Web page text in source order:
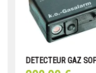
DETECTEUR GAZ